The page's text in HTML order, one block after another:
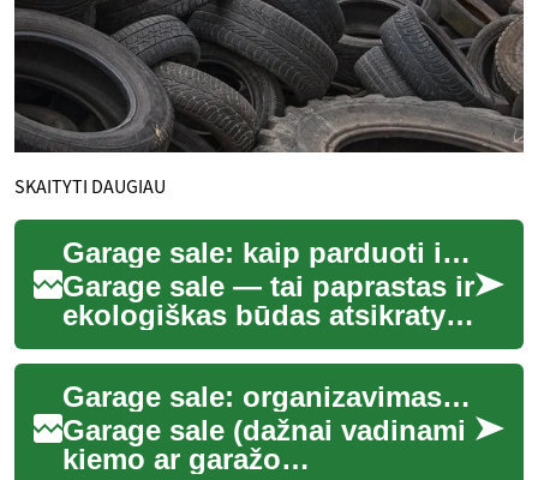
SKAITYTI DAUGIAU
Garage sale: kaip parduoti ir pirkti antrinius daiktus
Garage sale — tai paprastas ir
ekologiškas būdas atsikratyti
nereikalingų daiktų ir rasti
vertingų radinių kitam pirk...
Garage sale: organizavimas, pardavimas ir pirkimas
Garage sale (dažnai vadinami
kiemo ar garažo